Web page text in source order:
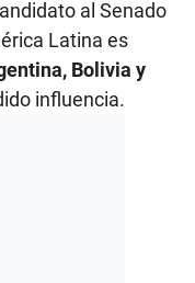
al Senado
Latina es
Bolivia y
influencia.